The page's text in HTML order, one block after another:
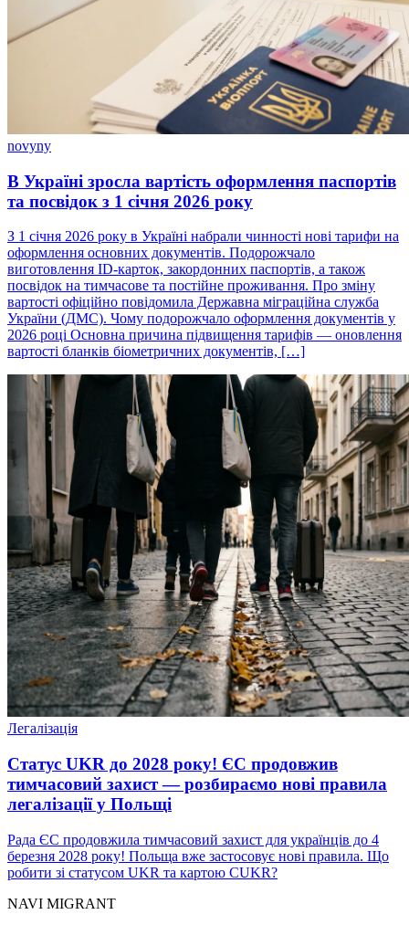
novyny
В Україні зросла вартість оформлення паспортів
та посвідок з 1 січня 2026 року
З 1 січня 2026 року в Україні набрали чинності нові тарифи на
оформлення основних документів. Подорожчало
виготовлення ID-карток, закордонних паспортів, а також
посвідок на тимчасове та постійне проживання. Про зміну
вартості офіційно повідомила Державна міграційна служба
України (ДМС). Чому подорожчало оформлення документів у
2026 році Основна причина підвищення тарифів — оновлення
вартості бланків біометричних документів, […]
Легалізація
Статус UKR до 2028 року! ЄС продовжив
тимчасовий захист — розбираємо нові правила
легалізації у Польщі
Рада ЄС продовжила тимчасовий захист для українців до 4
березня 2028 року! Польща вже застосовує нові правила. Що
робити зі статусом UKR та картою CUKR?
NAVI MIGRANT